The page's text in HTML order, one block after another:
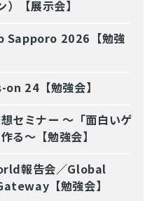
【展示会】
2026【勉強
24【勉強会】
セミナー ～「面白いゲ
る～【勉強会】
報告会／Global
【勉強会】